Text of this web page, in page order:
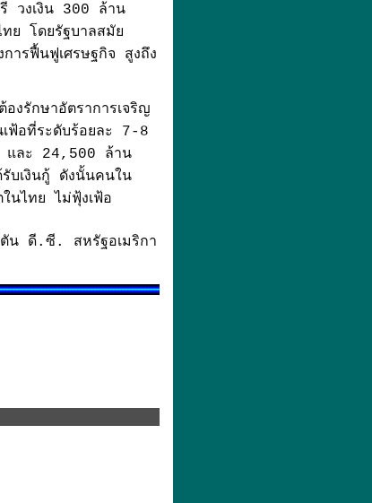
วงเงิน 300 ล้าน
ย โดยรัฐบาลสมัย
ารฟื้นฟูเศรษฐกิจ สูงถึง
งรักษาอัตราการเจริญ
ฟ้อที่ระดับร้อยละ 7-8
และ 24,500 ล้าน
บเงินกู้ ดังนั้นคนใน
นไทย ไม่ฟุ้งเฟ้อ
ตัน ดี.ซี. สหรัฐอเมริกา